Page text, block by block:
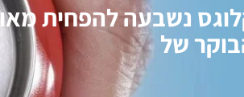
נשבעה להפחית
של